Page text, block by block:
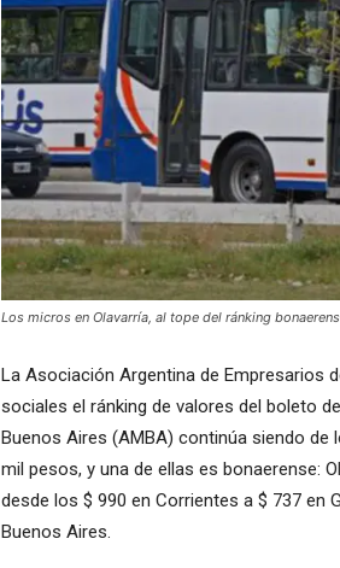
Los micros en Olavarría, al tope del ránking
La Asociación Argentina de Empresarios
sociales el ránking de valores del boleto
Buenos Aires (AMBA) continúa siendo
mil pesos, y una de ellas es bonaerense:
desde los $ 990 en Corrientes a $ 737 en
Buenos Aires.